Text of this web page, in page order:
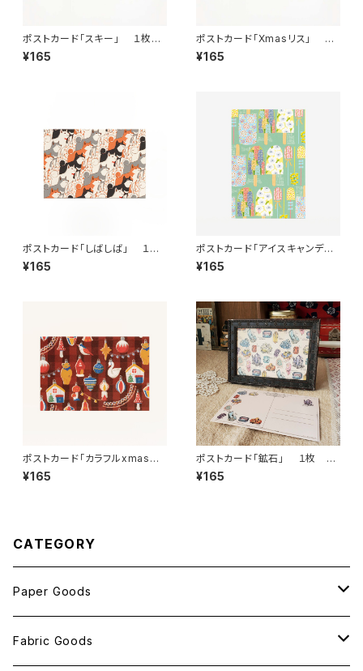
ポストカード「スキー」 １枚
ant!ant!!ant!!!
¥165
ポストカード「Xmasリス」 １
枚 ant!ant!!ant!!!
¥165
ポストカード「しばしば」 １
枚 ant!ant!!ant!!!
¥165
ポストカード「アイスキャンデ
ィ ミントグリーン」 １枚 an
t!ant!!ant!!!
¥165
ポストカード「カラフルxmas
赤」 １枚 ant!ant!!ant!!!
¥165
ポストカード「鉱石」 １枚 an
t!ant!!ant!!!
¥165
CATEGORY
Paper Goods
おしゃれ紙
Fabric Goods